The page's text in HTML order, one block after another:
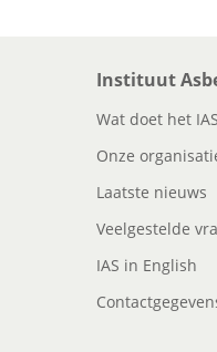
Instituut
Wat doet het
Onze
Laatste nieuws
Veelgestelde
IAS in English